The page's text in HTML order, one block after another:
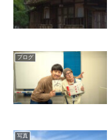
ブログ
写真